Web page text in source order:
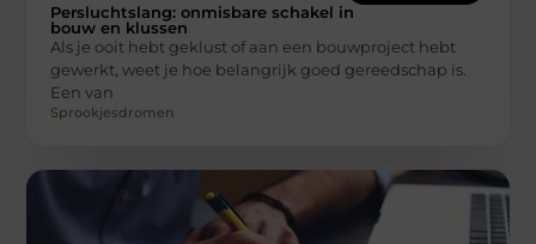
Persluchtslang: onmisbare schakel in
bouw en klussen
Als je ooit hebt geklust of aan een bouwproject hebt
gewerkt, weet je hoe belangrijk goed gereedschap is.
Een van
Sprookjesdromen